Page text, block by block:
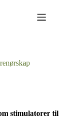
stimulatorer til